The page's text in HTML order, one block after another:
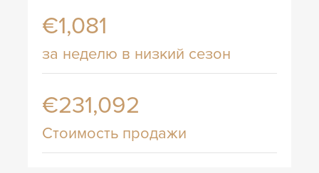
€1,081
за неделю в низкий сезон
€231,092
Стоимость продажи